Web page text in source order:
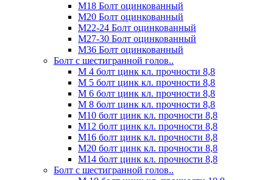
М18 Болт оцинкованный
М20 Болт оцинкованный
М22-24 Болт оцинкованный
М27-30 Болт оцинкованный
М36 Болт оцинкованный
Болт с шестигранной голов..
М 4 болт цинк кл. прочности 8,8
М 5 болт цинк кл. прочности 8,8
М 6 болт цинк кл. прочности 8,8
М 8 болт цинк кл. прочности 8,8
М10 болт цинк кл. прочности 8,8
М12 болт цинк кл. прочности 8,8
М16 болт цинк кл. прочности 8,8
М20 болт цинк кл. прочности 8,8
М14 болт цинк кл. прочности 8,8
Болт с шестигранной голов..